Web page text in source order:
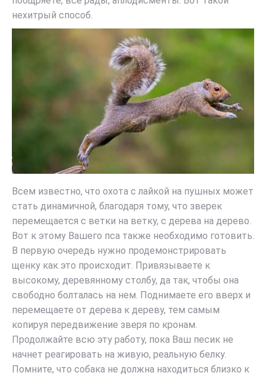
нехитрый способ.
Всем известно, что охота с лайкой на пушных может
стать динамичной, благодаря тому, что зверек
перемещается с ветки на ветку, с дерева на дерево.
Вот к этому Вашего пса также необходимо готовить.
В первую очередь нужно продемонстрировать
щенку как это происходит. Привязываете к
высокому, деревянному столбу, да так, чтобы она
свободно болталась на нем. Поднимаете его вверх и
перемещаете от дерева к дереву, тем самым
копируя передвижение зверя по кронам.
Продолжайте всю эту работу, пока Ваш песик не
начнет реагировать на живую, реальную белку.
Помните, что собака не должна находиться близко к